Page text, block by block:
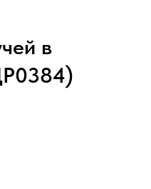
в